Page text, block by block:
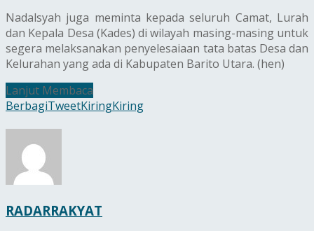
Nadalsyah juga meminta kepada seluruh Camat, Lurah
dan Kepala Desa (Kades) di wilayah masing-masing untuk
segera melaksanakan penyelesaiaan tata batas Desa dan
Kelurahan yang ada di Kabupaten Barito Utara. (hen)
Lanjut Membaca
BerbagiTweetKiringKiring
RADARRAKYAT